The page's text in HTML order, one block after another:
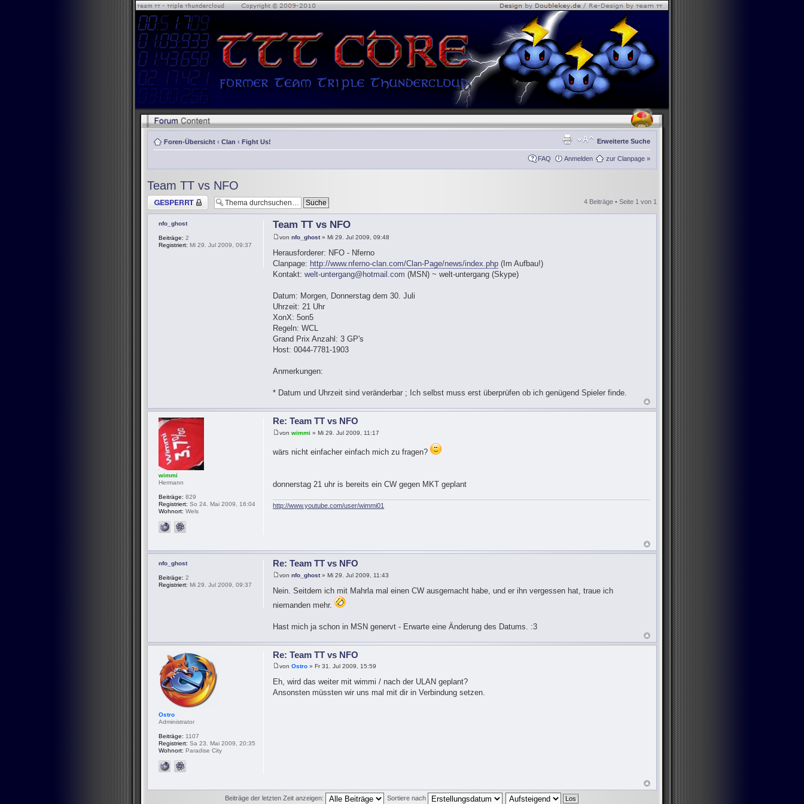
Foren-Übersicht ‹ Clan ‹ Fight Us! Erweiterte Suche
FAQ Anmelden zur Clanpage »
Team TT vs NFO
Thema gesperrt 4 Beiträge • Seite 1 von 1
Team TT vs NFO
vonnfo_ghost» Mi 29. Jul 2009, 09:48
Herausforderer: NFO - Nferno
Clanpage: http://www.nferno-clan.com/Clan-Page/news/index.php (Im Aufbau!)
Kontakt:welt-untergang@hotmail.com (MSN) ~ welt-untergang (Skype)
Datum: Morgen, Donnerstag dem 30. Juli
Uhrzeit: 21 Uhr
XonX: 5on5
Regeln: WCL
Grand Prix Anzahl: 3 GP's
Host: 0044-7781-1903
Anmerkungen:
* Datum und Uhrzeit sind veränderbar ; Ich selbst muss erst überprüfen ob ich genügend Spieler finde.
nfo_ghost
Beiträge: 2
Registriert: Mi 29. Jul 2009, 09:37
Re: Team TT vs NFO
vonwimmi » Mi 29. Jul 2009, 11:17
wärs nicht einfacher einfach mich zu fragen?
donnerstag 21 uhr is bereits ein CW gegen MKT geplant
http://www.youtube.com/user/wimmi01
wimmi
Hermann
Beiträge: 829
Registriert: So 24. Mai 2009, 16:04
Wohnort: Wels
Re: Team TT vs NFO
vonnfo_ghost» Mi 29. Jul 2009, 11:43
Nein. Seitdem ich mit Mahrla mal einen CW ausgemacht habe, und er ihn vergessen hat, traue ich
niemanden mehr.
Hast mich ja schon in MSN genervt - Erwarte eine Änderung des Datums. :3
nfo_ghost
Beiträge: 2
Registriert: Mi 29. Jul 2009, 09:37
Re: Team TT vs NFO
vonOstro » Fr 31. Jul 2009, 15:59
Eh, wird das weiter mit wimmi / nach der ULAN geplant?
Ansonsten müssten wir uns mal mit dir in Verbindung setzen.
Ostro
Administrator
Beiträge: 1107
Registriert: Sa 23. Mai 2009, 20:35
Wohnort: Paradise City
Beiträge der letzten Zeit anzeigen: Sortiere nach